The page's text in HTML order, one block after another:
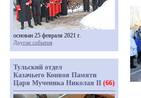
основан 25 февраля 2021 г.
Другие события
Тульский отдел
Казачьего Конвоя Памяти
Царя Мученика Николая II (66)